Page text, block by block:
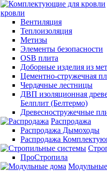
кровли
Вентиляция
Теплоизоляция
Метизы
Элементы безопасности
OSB плита
Доборные изделия из
Цементно-стружечная
Чердачные лестницы
ДВП изоляционная
Белплит (Белтермо)
Древесностружечные
Распродажа
Распродажа Дымоходы
Распродажа
ПроСтропила